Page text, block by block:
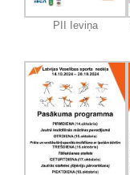
PII Ieviņa